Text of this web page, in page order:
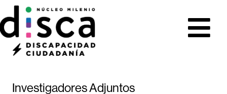
Investigadores Adjuntos